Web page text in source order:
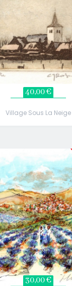
40,00 €
Village Sous La Neige
30,00 €